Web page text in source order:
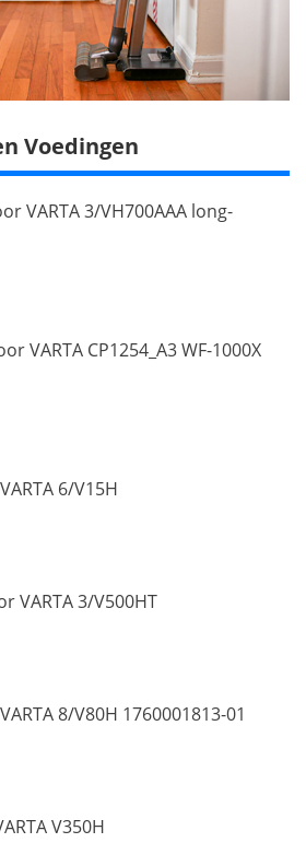
Voedingen
VARTA 3/VH700AAA long-
VARTA CP1254_A3 WF-1000X
6/V15H
VARTA 3/V500HT
8/V80H 1760001813-01
V350H